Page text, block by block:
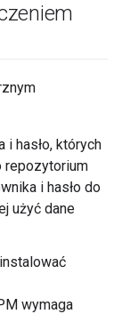
i hasło, których
repozytorium
i hasło do
użyć dane
wymaga